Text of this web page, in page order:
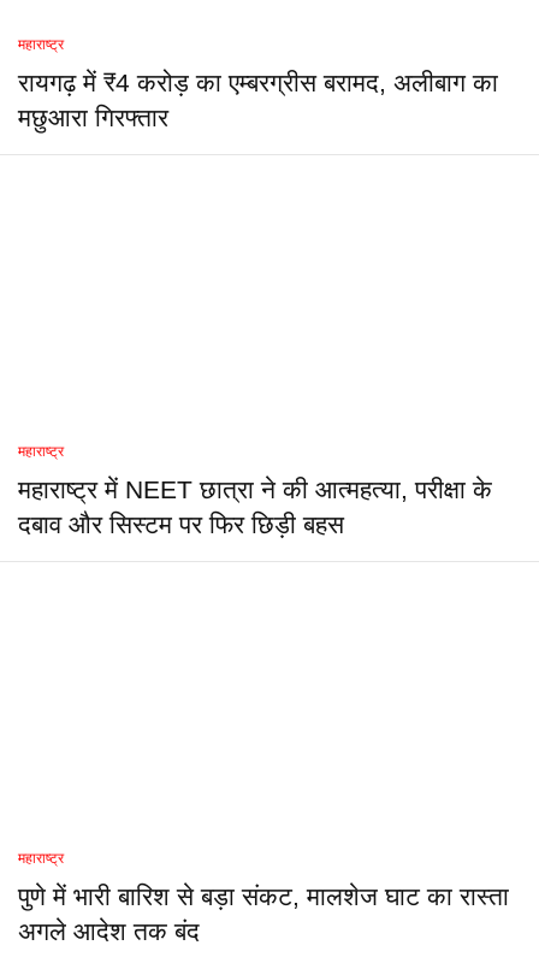
महाराष्ट्र
रायगढ़ में ₹4 करोड़ का एम्बरग्रीस बरामद, अलीबाग का
मछुआरा गिरफ्तार
महाराष्ट्र
महाराष्ट्र में NEET छात्रा ने की आत्महत्या, परीक्षा के
दबाव और सिस्टम पर फिर छिड़ी बहस
महाराष्ट्र
पुणे में भारी बारिश से बड़ा संकट, मालशेज घाट का रास्ता
अगले आदेश तक बंद